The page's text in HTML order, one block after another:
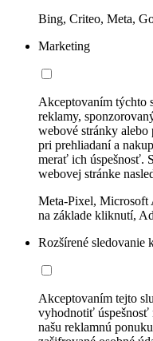
Bing, Criteo, Meta,
Marketing
Akceptovaním týchto
reklamy,
webové stránky alebo
pri prehliadaní a
merať ich úspešnosť.
webovej stránke
Meta-Pixel, Microsoft
na základe kliknutí,
Rozšírené sledovanie
Akceptovaním tejto
vyhodnotiť úspešnosť
našu reklamnú